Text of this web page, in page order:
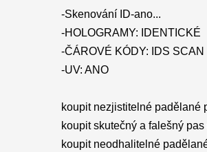
-Skenování ID-ano...
-HOLOGRAMY: IDENTICKÉ
-ČÁROVÉ KÓDY: IDS SCAN
-UV: ANO
koupit nezjistitelné padělané
koupit skutečný a falešný
koupit neodhalitelné